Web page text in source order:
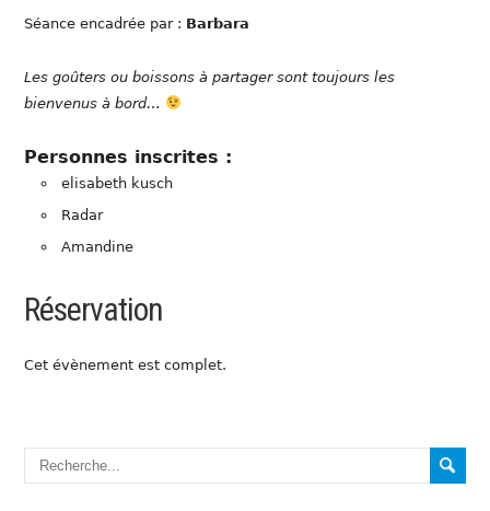
Séance encadrée par : Barbara
Les goûters ou boissons à partager sont toujours les
bienvenus à bord…
Personnes inscrites :
elisabeth kusch
Radar
Amandine
Réservation
Cet évènement est complet.